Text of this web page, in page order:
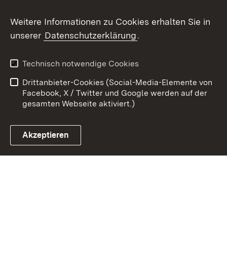
Link zum Landesportal
Barrierefreiheit
Kontakt
Cookies
Weitere Informationen zu Cookies erhalten Sie in
unserer Datenschutzerklärung.
Technisch notwendige Cookies
Drittanbieter-Cookies (Social-Media-Elemente von
Facebook, X / Twitter und Google werden auf der
gesamten Webseite aktiviert.)
Akzeptieren